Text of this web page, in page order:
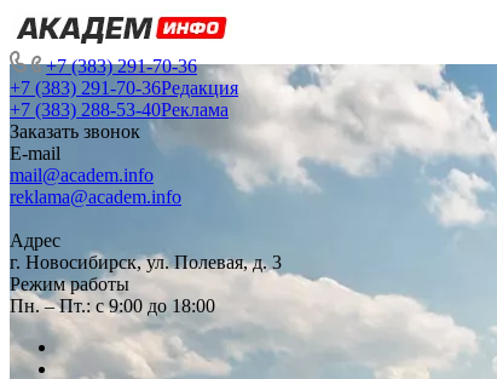
+7 (383) 291-70-36
+7 (383) 291-70-36Редакция
+7 (383) 288-53-40Реклама
Заказать звонок
E-mail
mail@academ.info
reklama@academ.info
Адрес
г. Новосибирск, ул. Полевая, д. 3
Режим работы
Пн. – Пт.: с 9:00 до 18:00